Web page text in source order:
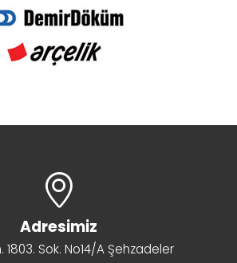
Adresimiz
1803. Sok. No14/A Şehzadeler